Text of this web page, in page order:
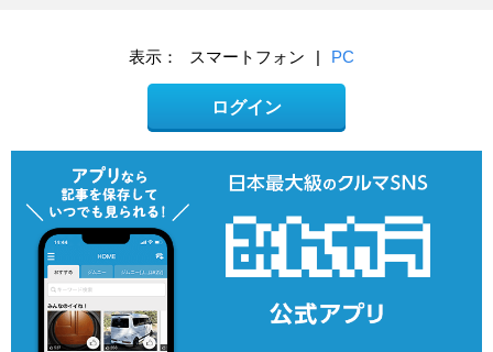
表示： スマートフォン | PC
ログイン